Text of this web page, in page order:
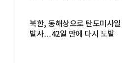
북한, 동해상으로 탄도미사일
발사…42일 만에 다시 도발